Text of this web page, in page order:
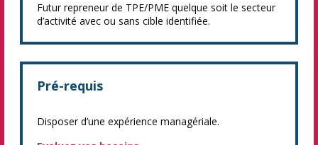
Futur repreneur de TPE/PME quelque soit le secteur
d’activité avec ou sans cible identifiée.
Pré-requis
Disposer d’une expérience managériale.